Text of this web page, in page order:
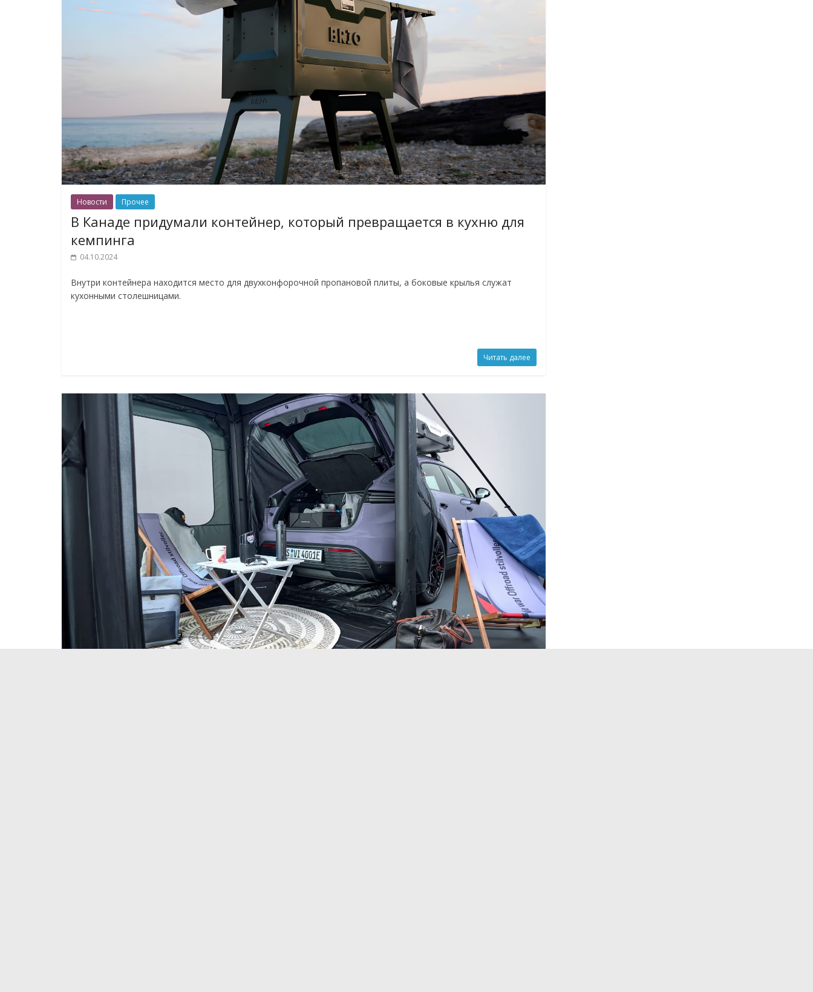
Новости Прочее
В Канаде придумали контейнер, который превращается в кухню для
кемпинга
04.10.2024
Внутри контейнера находится место для двухконфорочной пропановой плиты, а боковые крылья служат
кухонными столешницами.
Читать далее